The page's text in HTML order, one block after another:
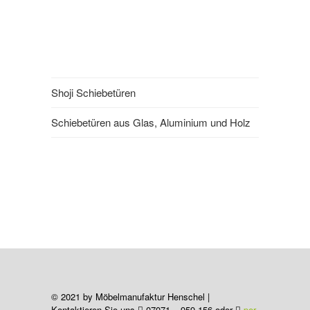
Shoji Schiebetüren
Schiebetüren aus Glas, Aluminium und Holz
© 2021 by Möbelmanufaktur Henschel |